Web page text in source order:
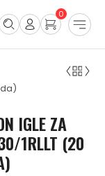
0
IGLE ZA
1RLLT (20